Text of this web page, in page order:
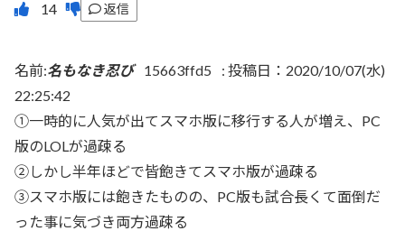
返信
名前:名もなき忍び 15663ffd5 : 投稿日：2020/10/07(水)
22:25:42
①一時的に人気が出てスマホ版に移行する人が増え、PC
版のLOLが過疎る
②しかし半年ほどで皆飽きてスマホ版が過疎る
③スマホ版には飽きたものの、PC版も試合長くて面倒だ
った事に気づき両方過疎る